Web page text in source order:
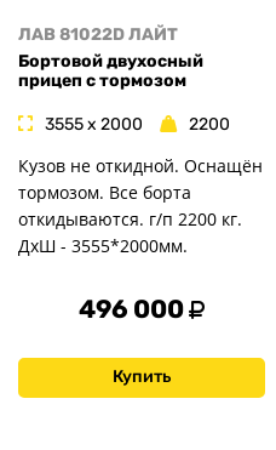
ЛАВ 81022D ЛАЙТ
Бортовой двухосный
прицеп с тормозом
3555 x 2000 2200
Кузов не откидной. Оснащён
тормозом. Все борта
откидываются. г/п 2200 кг.
ДxШ - 3555*2000мм.
496 000
Купить